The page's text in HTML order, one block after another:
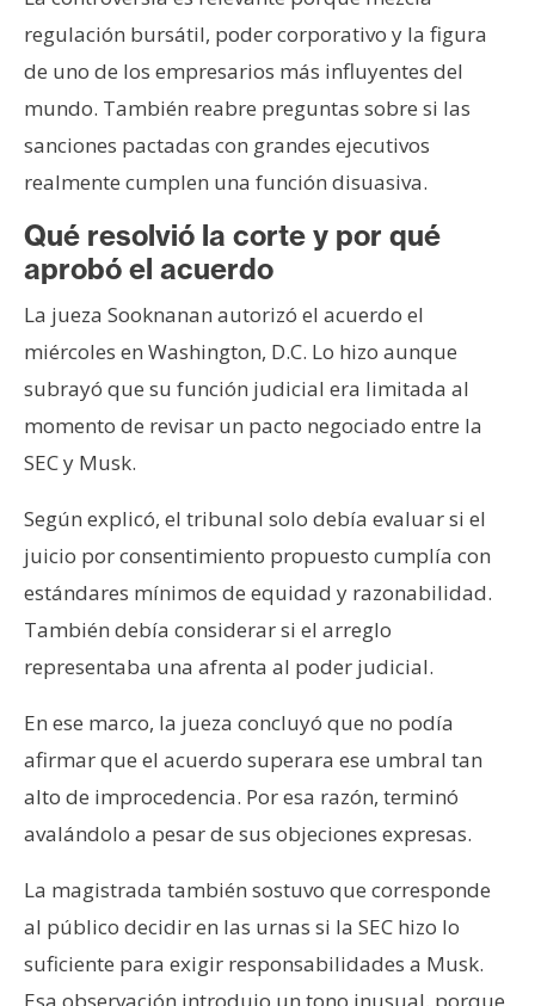
regulación bursátil, poder corporativo y la figura
de uno de los empresarios más influyentes del
mundo. También reabre preguntas sobre si las
sanciones pactadas con grandes ejecutivos
realmente cumplen una función disuasiva.
Qué resolvió la corte y por qué
aprobó el acuerdo
La jueza Sooknanan autorizó el acuerdo el
miércoles en Washington, D.C. Lo hizo aunque
subrayó que su función judicial era limitada al
momento de revisar un pacto negociado entre la
SEC y Musk.
Según explicó, el tribunal solo debía evaluar si el
juicio por consentimiento propuesto cumplía con
estándares mínimos de equidad y razonabilidad.
También debía considerar si el arreglo
representaba una afrenta al poder judicial.
En ese marco, la jueza concluyó que no podía
afirmar que el acuerdo superara ese umbral tan
alto de improcedencia. Por esa razón, terminó
avalándolo a pesar de sus objeciones expresas.
La magistrada también sostuvo que corresponde
al público decidir en las urnas si la SEC hizo lo
suficiente para exigir responsabilidades a Musk.